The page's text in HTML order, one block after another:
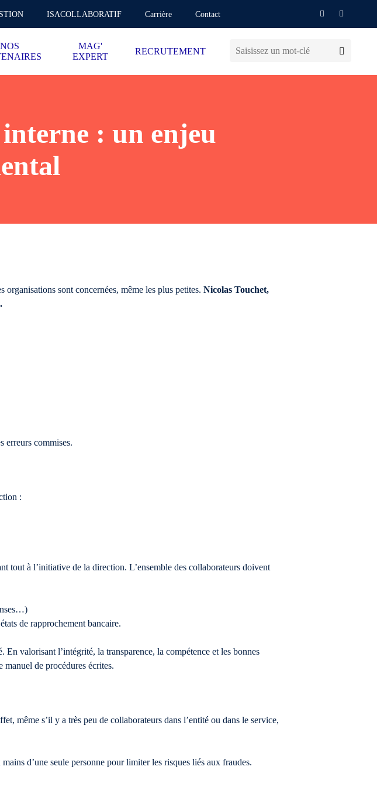
ISACOLLABORATIF Carrière Contact
NOS
MAG'
EXPERT
RECRUTEMENT
: un enjeu
sont concernées, même les plus petites. Nicolas Touchet,
erreurs commises.
:
tout à l’initiative de la direction. L’ensemble des collaborateurs doivent
de rapprochement bancaire.
valorisant l’intégrité, la transparence, la compétence et les bonnes
de procédures écrites.
même s’il y a très peu de collaborateurs dans l’entité ou dans le service,
d’une seule personne pour limiter les risques liés aux fraudes.